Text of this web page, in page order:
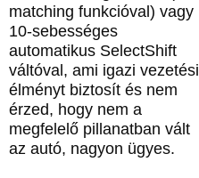
matching funkcióval) vagy
10‑sebességes
automatikus SelectShift
váltóval, ami igazi vezetési
élményt biztosít és nem
érzed, hogy nem a
megfelelő pillanatban vált
az autó, nagyon ügyes.